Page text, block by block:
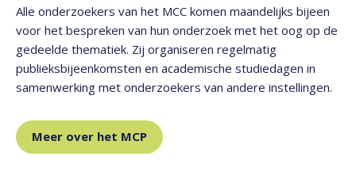
Alle onderzoekers van het MCC komen maandelijks bijeen
voor het bespreken van hun onderzoek met het oog op de
gedeelde thematiek. Zij organiseren regelmatig
publieksbijeenkomsten en academische studiedagen in
samenwerking met onderzoekers van andere instellingen.
Meer over het MCP